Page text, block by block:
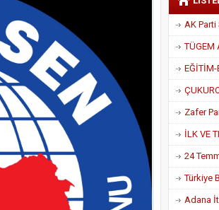
Adana